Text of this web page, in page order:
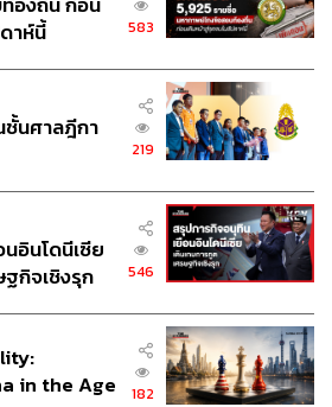
าห์นี้
583
ชั้นศาลฎีกา
219
อินโดนีเซีย
กิจเชิงรุก
546
in the Age
182